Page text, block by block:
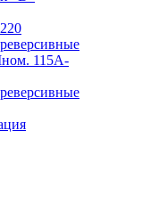
115А-